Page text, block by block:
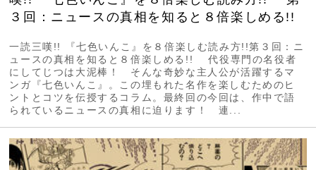
３回：ニュースの真相を知ると８倍楽しめる!!
一読三嘆!! 『七色いんこ』を８倍楽しむ読み方!!第３回：ニ
ュースの真相を知ると８倍楽しめる!! 代役専門の名役者
にしてじつは大泥棒！ そんな奇妙な主人公が活躍するマ
ンガ『七色いんこ』。この埋もれた名作を楽しむためのヒ
ントとコツを伝授するコラム。最終回の今回は、作中で語
られているニュースの真相に迫ります！ 連...